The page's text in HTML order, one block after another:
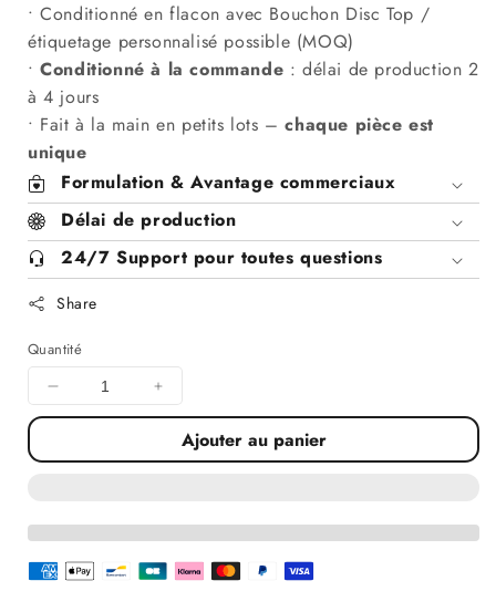
• Conditionné en flacon avec Bouchon Disc Top /
étiquetage personnalisé possible (MOQ)
• Conditionné à la commande : délai de production 2
à 4 jours
• Fait à la main en petits lots – chaque pièce est
unique
Formulation & Avantage commerciaux
Délai de production
24/7 Support pour toutes questions
Share
Quantité
Diminuer
la
pour
de
coton
Augmenter
la
quantité
pour
de
coton
Ajouter au panier